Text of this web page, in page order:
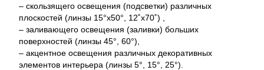
– скользящего освещения (подсветки) различных
плоскостей (линзы 15°x50°, 12˚x70˚) ,
– заливающего освещения (заливки) больших
поверхностей (линзы 45°, 60°),
– акцентное освещения различных декоративных
элементов интерьера (линзы 5°, 15°, 25°).